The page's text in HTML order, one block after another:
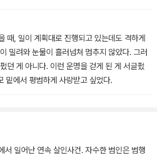
때, 일이 계획대로 진행되고 있는데도 격하게
밀려와 눈물이 흘러넘쳐 멈추지 않았다. 그러
던 게 아니다. 이런 운명을 걷게 된 게 서글펐
밑에서 평범하게 사랑받고 싶었다.
서 일어난 연속 살인사건. 자수한 범인은 범행